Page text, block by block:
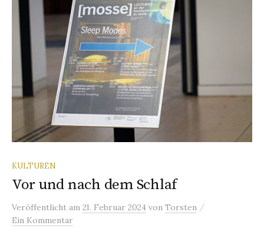
KULTUREN
Vor und nach dem Schlaf
Veröffentlicht am 21. Februar 2024 von Torsten /
Ein Kommentar